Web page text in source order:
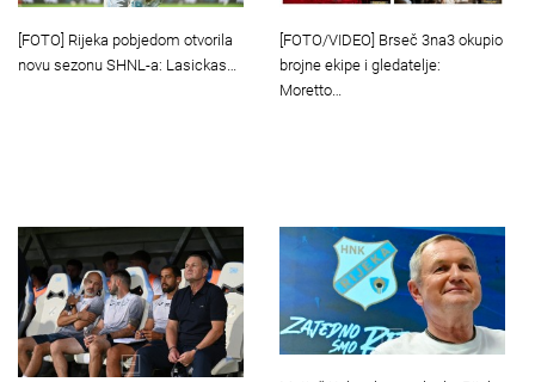
[FOTO] Rijeka pobjedom otvorila
novu sezonu SHNL-a: Lasickas…
[FOTO/VIDEO] Brseč 3na3 okupio
brojne ekipe i gledatelje:
Moretto…